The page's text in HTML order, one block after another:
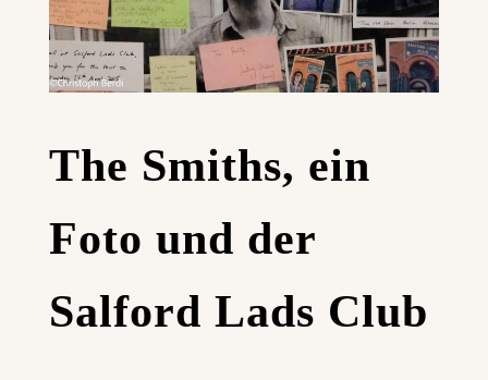
The Smiths, ein
Foto und der
Salford Lads Club